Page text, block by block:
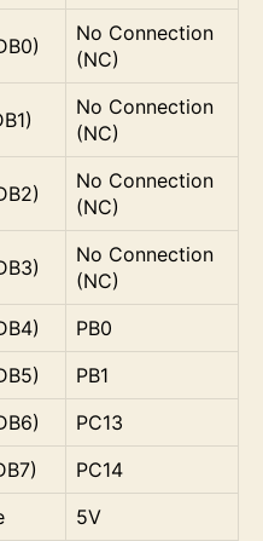
No Connection
(NC)
No Connection
(NC)
No Connection
(NC)
No Connection
(NC)
PB0
PB1
PC13
PC14
5V